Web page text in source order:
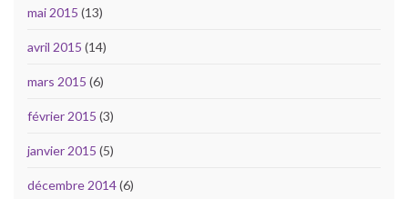
mai 2015 (13)
avril 2015 (14)
mars 2015 (6)
février 2015 (3)
janvier 2015 (5)
décembre 2014(6)